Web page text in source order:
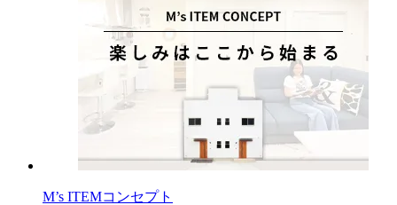
M’s ITEMコンセプト